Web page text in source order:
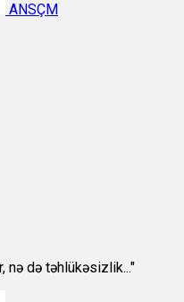
ANSÇM
nə də təhlükəsizlik..."